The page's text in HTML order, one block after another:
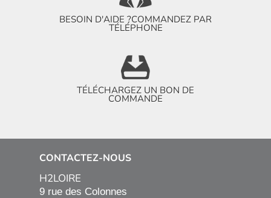
BESOIN D'AIDE ?COMMANDEZ PAR
TÉLÉPHONE
TÉLÉCHARGEZ UN BON DE
COMMANDE
CONTACTEZ-NOUS
H2LOIRE
9 rue des Colonnes